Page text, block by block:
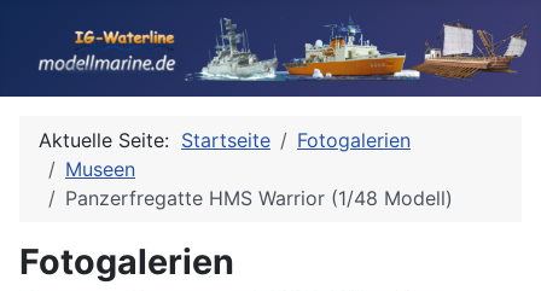
Aktuelle Seite: Startseite
Fotogalerien
Museen
Panzerfregatte HMS Warrior (1/48 Modell)
Fotogalerien